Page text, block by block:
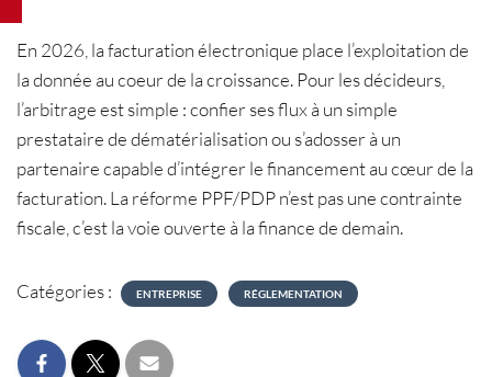
En 2026, la facturation électronique place l’exploitation de
la donnée au coeur de la croissance. Pour les décideurs,
l’arbitrage est simple : confier ses flux à un simple
prestataire de dématérialisation ou s’adosser à un
partenaire capable d’intégrer le financement au cœur de la
facturation. La réforme PPF/PDP n’est pas une contrainte
fiscale, c’est la voie ouverte à la finance de demain.
Catégories : ENTREPRISE RÉGLEMENTATION